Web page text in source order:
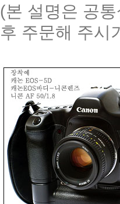
(본 설명은 공
후 주문해 주시